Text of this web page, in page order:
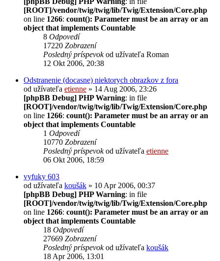
[ROOT]/vendor/twig/twig/lib/Twig/Extension/Core.php
on line 1266: count(): Parameter must be an array or an
object that implements Countable
8 Odpovedí
17220 Zobrazení
Posledný príspevokod užívateľa Roman
12 Okt 2006, 20:38
Odstranenie (docasne) niektorych obrazkov z fora
od užívateľa etienne » 14 Aug 2006, 23:26
[phpBB Debug] PHP Warning: in file
[ROOT]/vendor/twig/twig/lib/Twig/Extension/Core.php
on line 1266: count(): Parameter must be an array or an
object that implements Countable
1 Odpovedí
10770 Zobrazení
Posledný príspevokod užívateľa etienne
06 Okt 2006, 18:59
vyfuky 603
od užívateľa koušák » 10 Apr 2006, 00:37
[phpBB Debug] PHP Warning: in file
[ROOT]/vendor/twig/twig/lib/Twig/Extension/Core.php
on line 1266: count(): Parameter must be an array or an
object that implements Countable
18 Odpovedí
27669 Zobrazení
Posledný príspevokod užívateľa koušák
18 Apr 2006, 13:01